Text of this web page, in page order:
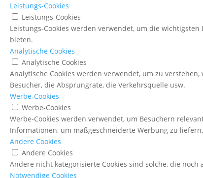
Leistungs-Cookies
Leistungs-Cookies
Leistungs-Cookies werden verwendet, um die
bieten.
Analytische Cookies
Analytische Cookies
Analytische Cookies werden verwendet, um zu
Besucher, die Absprungrate, die Verkehrsquelle usw.
Werbe-Cookies
Werbe-Cookies
Werbe-Cookies werden verwendet, um Besuchern
Informationen, um maßgeschneiderte Werbung zu liefern.
Andere Cookies
Andere Cookies
Andere nicht kategorisierte Cookies sind solche, die
Notwendige Cookies